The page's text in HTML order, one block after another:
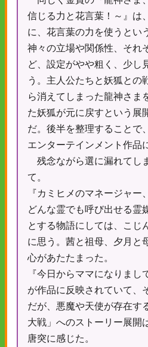
信じる力と花言葉！～』は
に、花言葉の力を使うとい
神々の立場や関係性、それ
ど、設定がやや粗く、少し
う。主人公たちと妖狐との
ら消えてしまった龍神さま
た妖狐が元に戻すという展
だ。後半を整理することで
エンターテインメント作品
残念ながら選に漏れてし
て。
『カミヒメのマネージャー
どんな霊でも呼び出せる霊
とする物語にしては、こじ
に思う。茜と祖母、夕月と
心があたたまった。
『今日からママになりま
が作品に反映されていて、
だが、悪魔や天使が存在す
大戦」へのストーリー展開
唐突に感じた。